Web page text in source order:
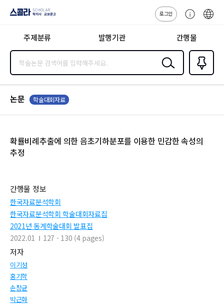
지사·교보문고
로그인
센
주제분류 발행기관 간행물
검색
즐겨찾
기0
논문 학술대회자료
확률비례추출에 의한 음초기하분포를 이용한 민감한 속성의
추정
간행물 정보
한국자료분석학회
한국자료분석학회 학술대회자료집
2021년 동계학술대회 발표집
2022.01
127 - 130 (4 pages)
저자
이기성
홍기학
손창균
박근화